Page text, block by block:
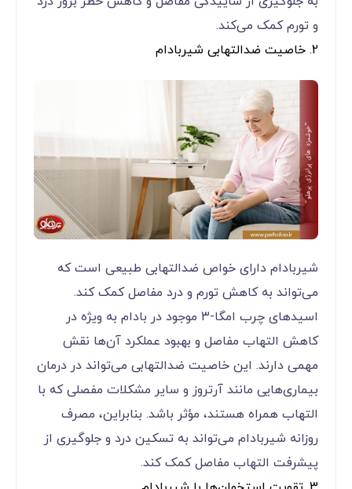
و تورم کمک می‌کند.
2. خاصیت ضدالتهابی شیربادام
شیربادام دارای خواص ضدالتهابی طبیعی است که
می‌تواند به کاهش تورم و درد مفاصل کمک کند.
اسیدهای چرب امگا-۳ موجود در بادام به ویژه در
کاهش التهاب مفاصل و بهبود عملکرد آن‌ها نقش
مهمی دارند. این خاصیت ضدالتهابی می‌تواند در درمان
بیماری‌هایی مانند آرتروز و سایر مشکلات مفصلی که با
التهاب همراه هستند، مؤثر باشد. بنابراین، مصرف
روزانه شیربادام می‌تواند به تسکین درد و جلوگیری از
پیشرفت التهاب مفاصل کمک کند.